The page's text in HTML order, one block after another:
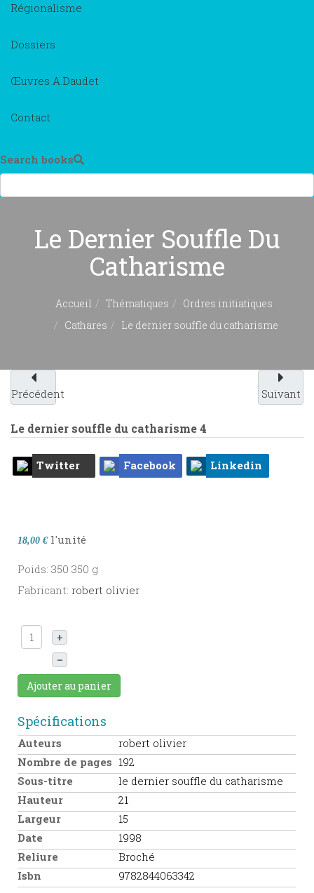
Régionalisme
Dossiers
Œuvres A.Daudet
Contact
Search books
Le Dernier Souffle Du
Catharisme
Accueil Thématiques
Ordres initiatiques
Cathares
Le dernier souffle du catharisme
Précédent Suivant
Le dernier souffle du catharisme4
Twitter Facebook Linkedin
18,00 € l'unité
Poids: 350 350 g
Fabricant: robert olivier
+
–
Ajouter au panier
Spécifications
Auteurs
robert olivier
Nombre de pages 192
Sous-titre
le dernier souffle du catharisme
Hauteur
21
Largeur
15
Date
1998
Reliure
Broché
Isbn
9782844063342